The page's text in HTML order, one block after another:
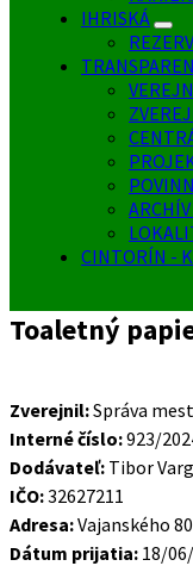
IHRISKÁ
CINTORÍN -
Toaletný
Zverejnil:Správa
Interné číslo:923/
Dodávateľ: Tibor
IČO:32627211
Adresa:Vajanského
Dátum prijatia: 18/